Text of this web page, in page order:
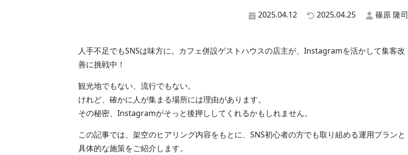
2025.04.12 2025.04.25 篠原 隆司
人手不足でもSNSは味方に。カフェ併設ゲストハウスの店主が、Instagramを活かして集客改
善に挑戦中！
観光地でもない、流行でもない。
けれど、確かに人が集まる場所には理由があります。
その秘密、Instagramがそっと後押ししてくれるかもしれません。
この記事では、架空のヒアリング内容をもとに、SNS初心者の方でも取り組める運用プランと
具体的な施策をご紹介します。